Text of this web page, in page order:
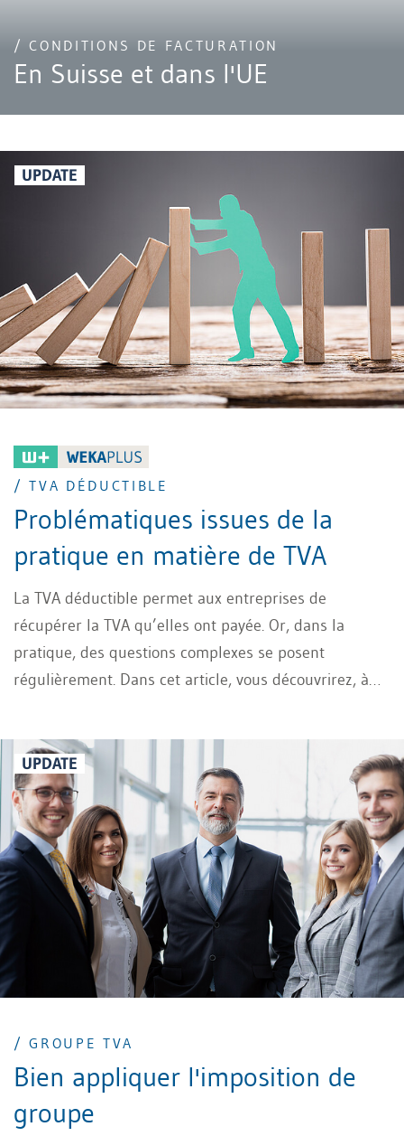
/ CONDITIONS DE FACTURATION
En Suisse et dans l'UE
UPDATE
/ TVA DÉDUCTIBLE
Problématiques issues de la
pratique en matière de TVA
La TVA déductible permet aux entreprises de
récupérer la TVA qu’elles ont payée. Or, dans la
pratique, des questions complexes se posent
régulièrement. Dans cet article, vous découvrirez, à
et comment éviter les pièges courants tout en
respectant la législation.
UPDATE
/ GROUPE TVA
Bien appliquer l'imposition de
groupe